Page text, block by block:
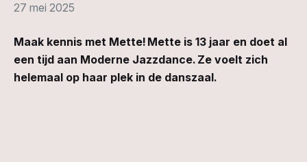
Contact
27 mei 2025
Maak kennis met Mette! Mette is 13 jaar en doet al
een tijd aan Moderne Jazzdance. Ze voelt zich
helemaal op haar plek in de danszaal.